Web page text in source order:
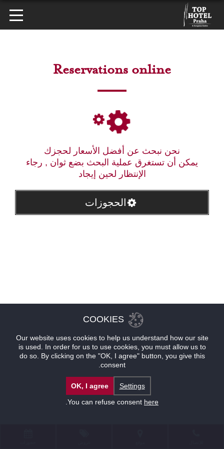
Reservations online
نحن نبحث عن أفضل الأسعار لحجزك
يمكن أن تستغرق عملية البحث بضع ثوان , رجاء
الإنتظار لحين إيجاد
الحجوزات
COOKIES
Our website uses cookies to help us understand how our site
is used. In order for us to use cookies, you must allow us to
do so. By clicking on the "OK, I agree" button, you give this
consent.
Settings
OK, I agree
You can refuse consent here
.